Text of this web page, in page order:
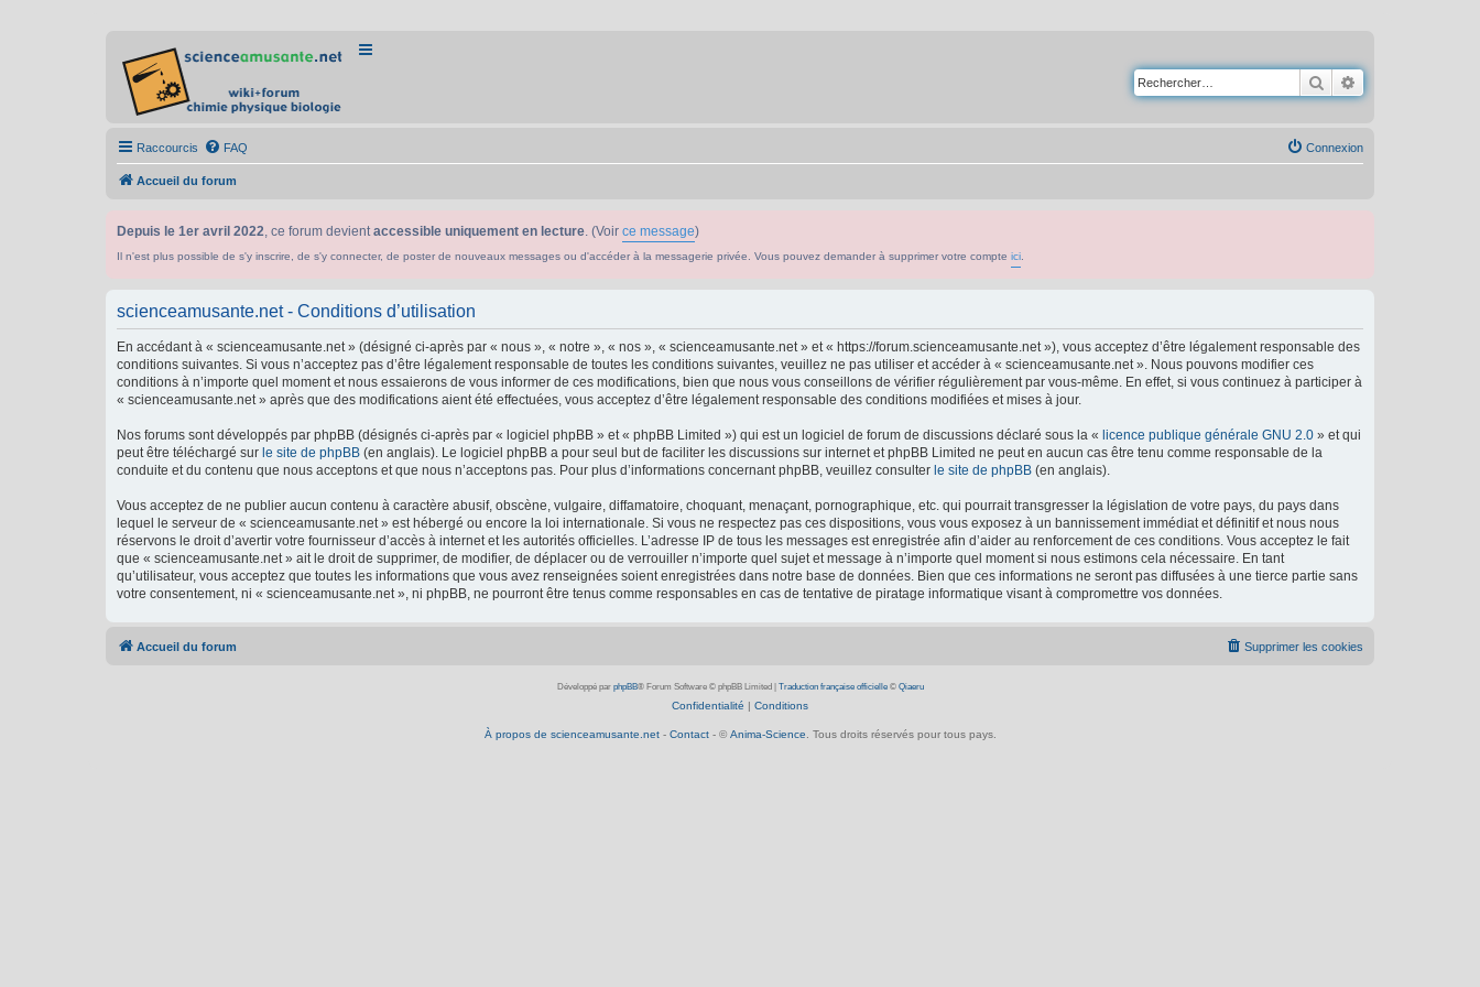
Rechercher
Raccourcis FAQ Connexion
Accueil du forum
Depuis le 1er avril 2022, ce forum devientaccessible uniquement en lecture. (Voir ce message)
Il n'est plus possible de s'y inscrire, de s'y connecter, de poster de nouveaux messages ou d'accéder à la messagerie privée. Vous pouvez demander à supprimer votre compte ici
scienceamusante.net - Conditions d’utilisation
En accédant à « scienceamusante.net » (désigné ci-après par « nous », « notre », « nos », « scienceamusante.net » et « https://forum.scienceamusante.net »), vous acceptez d’être légalement responsable des
conditions suivantes. Si vous n’acceptez pas d’être légalement responsable de toutes les conditions suivantes, veuillez ne pas utiliser et accéder à « scienceamusante.net ». Nous pouvons modifier ces
conditions à n’importe quel moment et nous essaierons de vous informer de ces modifications, bien que nous vous conseillons de vérifier régulièrement par vous-même. En effet, si vous continuez à participer à
« scienceamusante.net » après que des modifications aient été effectuées, vous acceptez d’être légalement responsable des conditions modifiées et mises à jour.
Nos forums sont développés par phpBB (désignés ci-après par « logiciel phpBB » et « phpBB Limited ») qui est un logiciel de forum de discussions déclaré sous la « licence publique générale GNU 2.0 » et qui
peut être téléchargé sur le site de phpBB (en anglais). Le logiciel phpBB a pour seul but de faciliter les discussions sur internet et phpBB Limited ne peut en aucun cas être tenu comme responsable de la
conduite et du contenu que nous acceptons et que nous n’acceptons pas. Pour plus d’informations concernant phpBB, veuillez consulter le site de phpBB (en anglais).
Vous acceptez de ne publier aucun contenu à caractère abusif, obscène, vulgaire, diffamatoire, choquant, menaçant, pornographique, etc. qui pourrait transgresser la législation de votre pays, du pays dans
lequel le serveur de « scienceamusante.net » est hébergé ou encore la loi internationale. Si vous ne respectez pas ces dispositions, vous vous exposez à un bannissement immédiat et définitif et nous nous
réservons le droit d’avertir votre fournisseur d’accès à internet et les autorités officielles. L’adresse IP de tous les messages est enregistrée afin d’aider au renforcement de ces conditions. Vous acceptez le fait
que « scienceamusante.net » ait le droit de supprimer, de modifier, de déplacer ou de verrouiller n’importe quel sujet et message à n’importe quel moment si nous estimons cela nécessaire. En tant
qu’utilisateur, vous acceptez que toutes les informations que vous avez renseignées soient enregistrées dans notre base de données. Bien que ces informations ne seront pas diffusées à une tierce partie sans
votre consentement, ni « scienceamusante.net », ni phpBB, ne pourront être tenus comme responsables en cas de tentative de piratage informatique visant à compromettre vos données.
Accueil du forum Supprimer les cookies
Développé par phpBB® Forum Software © phpBB Limited Traduction française officielle© Qiaeru
Confidentialité | Conditions
À propos de scienceamusante.net- Contact- © Anima-Science . Tous droits réservés pour tous pays.